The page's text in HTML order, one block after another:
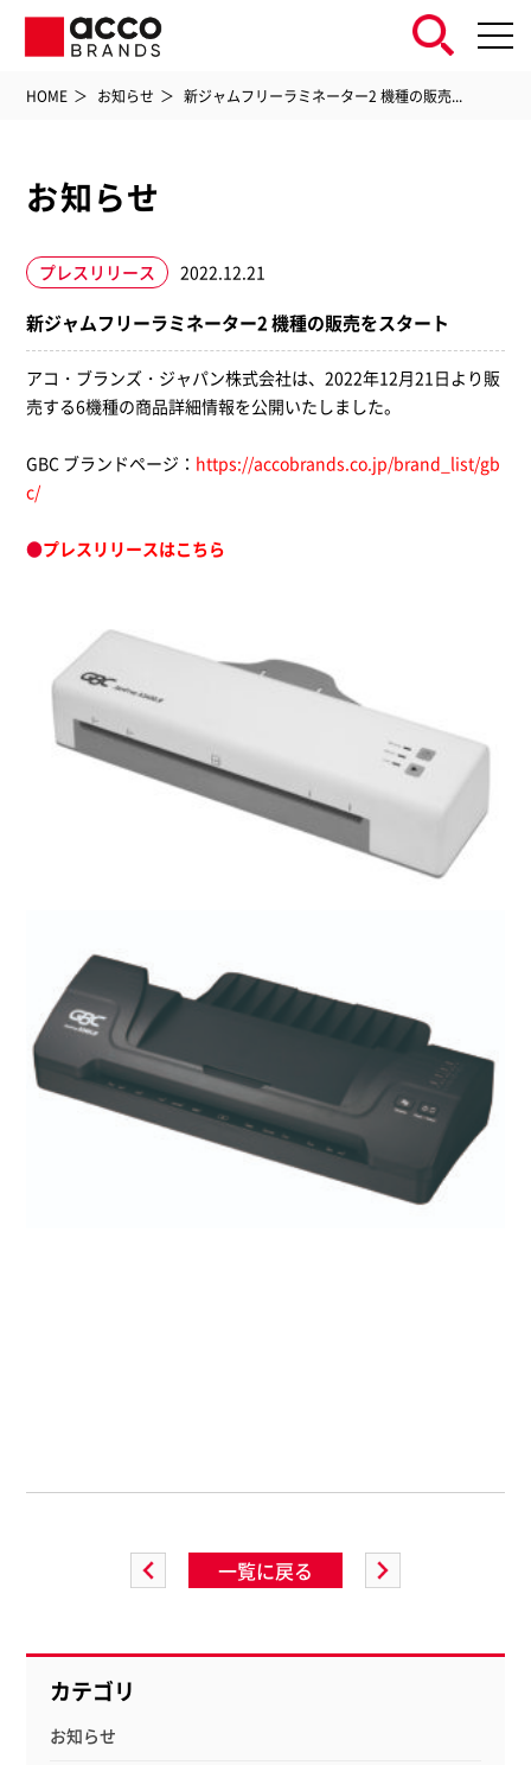
HOME お知らせ 新ジャムフリーラミネーター2 機種の販売...
お知らせ
プレスリリース 2022.12.21
新ジャムフリーラミネーター2 機種の販売をスタート
アコ・ブランズ・ジャパン株式会社は、2022年12月21日より販
売する6機種の商品詳細情報を公開いたしました。
GBC ブランドページ： https://accobrands.co.jp/brand_list/gb
c/
●プレスリリースはこちら
一覧に戻る
カテゴリ
お知らせ